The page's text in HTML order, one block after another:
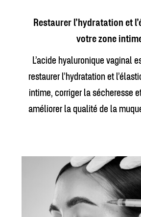
Restaurer l’hydratation et
votre zone
L’acide hyaluronique vaginal
restaurer l’hydratation et
intime, corriger la sécheresse
améliorer la qualité de la